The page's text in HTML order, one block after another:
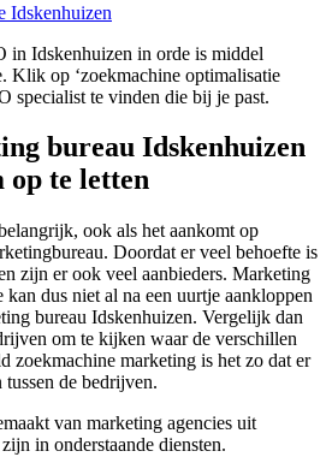
Idskenhuizen
in Idskenhuizen in orde is middel
Klik op ‘zoekmachine optimalisatie
specialist te vinden die bij je past.
bureau Idskenhuizen
op te letten
ook als het aankomt op
Doordat er veel behoefte is
zijn er ook veel aanbieders. Marketing
kan dus niet al na een uurtje aankloppen
bureau Idskenhuizen. Vergelijk dan
om te kijken waar de verschillen
zoekmachine marketing is het zo dat er
de bedrijven.
van marketing agencies uit
in onderstaande diensten.